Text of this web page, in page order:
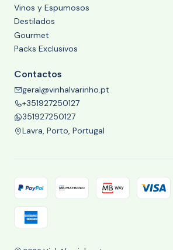
Vinos y Espumosos
Destilados
Gourmet
Packs Exclusivos
Contactos
geral@vinhalvarinho.pt
+351927250127
351927250127
Lavra, Porto, Portugal